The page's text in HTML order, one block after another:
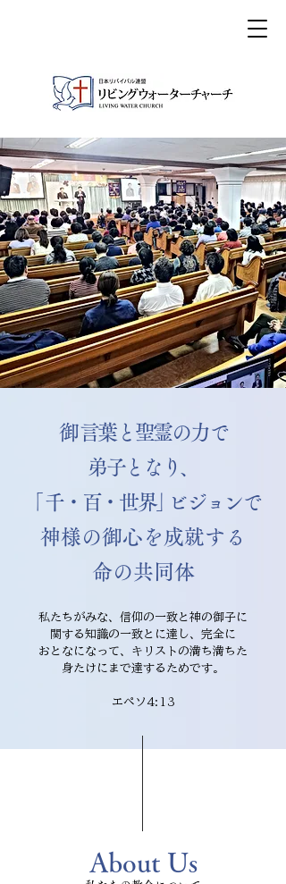
​​御言葉と聖霊の力で
弟子となり、
千・百・世界」 ビジョンで
​神様の御心を成就する
​命の共同体
私たちがみな、信仰の一致と神の御子に
関する知識の一致とに達し、完全に
おとなになって、キリストの満ち満ちた
身たけにまで達するためです。
エペソ4:13
About Us